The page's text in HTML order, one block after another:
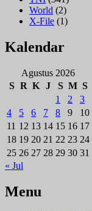
World (2)
X-File (1)
Kalendar
Agustus 2026
S R K J S M S
1
2
3
4
5 6 7 8 9
10
11 12 13 14 15 16 17
18 19 20 21 22 23 24
25 26 27 28 29 30 31
« Jul
Menu